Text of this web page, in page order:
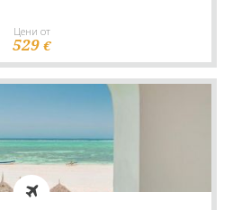
Цени от
529 €